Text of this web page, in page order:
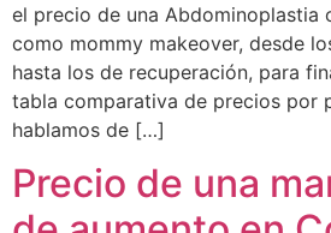
el precio de una Abdominoplastia
como mommy makeover, desde
hasta los de recuperación, para
tabla comparativa de precios por
hablamos de […]
Precio de una